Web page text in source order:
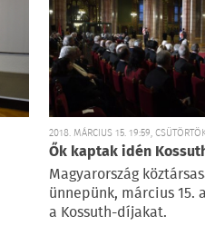
2018. MÁRCIUS 15. 19:59,
Ők kaptak idén
Magyarország
ünnepünk, március
a Kossuth-díjakat.